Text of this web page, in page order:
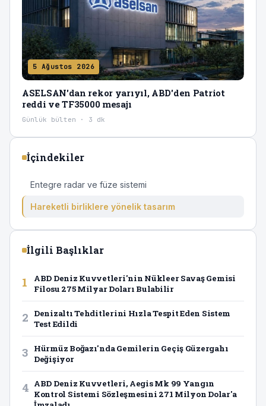
5 Ağustos 2026
ASELSAN'dan rekor yarıyıl, ABD'den Patriot
reddi ve TF35000 mesajı
Günlük bülten · 3 dk
İçindekiler
Entegre radar ve füze sistemi
Hareketli birliklere yönelik tasarım
İlgili Başlıklar
1
ABD Deniz Kuvvetleri'nin Nükleer Savaş Gemisi
Filosu 275 Milyar Doları Bulabilir
2
Denizaltı Tehditlerini Hızla Tespit Eden Sistem
Test Edildi
3
Hürmüz Boğazı'nda Gemilerin Geçiş Güzergahı
Değişiyor
4 ABD Deniz Kuvvetleri, Aegis Mk 99 Yangın
Kontrol Sistemi Sözleşmesini 271 Milyon Dolar'a